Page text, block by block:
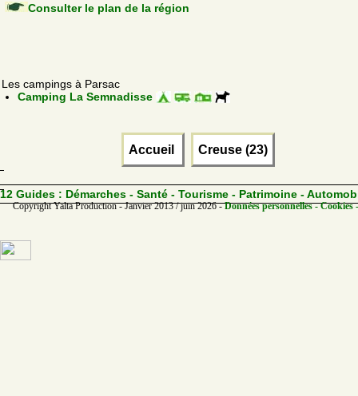
Consulter le plan de la région
Les campings à Parsac
Camping La Semnadisse
Accueil Creuse (23)
12 Guides : Démarches - Santé - Tourisme - Patrimoine -
Copyright Yalta Production - Janvier 2013 / juin 2026 -Données personnelles - Cookies